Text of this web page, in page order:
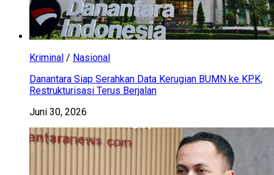
Kriminal / Nasional
Danantara Siap Serahkan Data Kerugian BUMN ke KPK,
Restrukturisasi Terus Berjalan
Juni 30, 2026